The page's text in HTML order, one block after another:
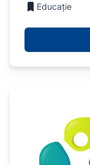
Educație